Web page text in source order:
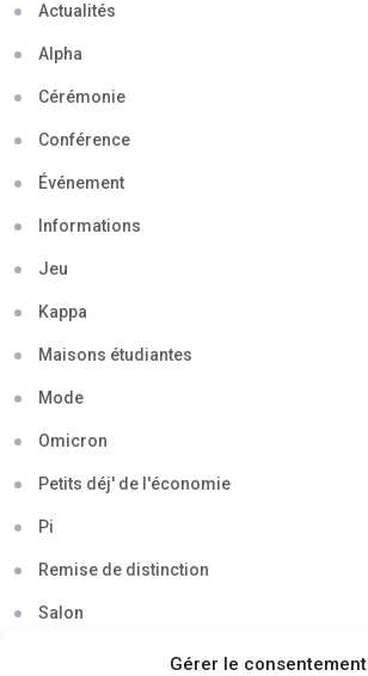
Gérer le consentement
Actualités
Alpha
Cérémonie
Conférence
Événement
Informations
Jeu
Kappa
Maisons étudiantes
Mode
Omicron
Petits déj' de l'économie
Pi
Remise de distinction
Salon